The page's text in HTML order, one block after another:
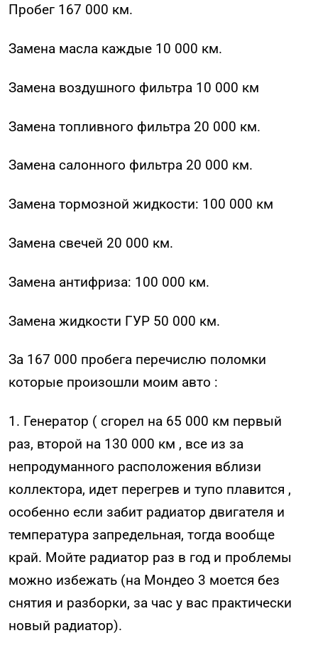
Пробег 167 000 км.
Замена масла каждые 10 000 км.
Замена воздушного фильтра 10 000 км
Замена топливного фильтра 20 000 км.
Замена салонного фильтра 20 000 км.
Замена тормозной жидкости: 100 000 км
Замена свечей 20 000 км.
Замена антифриза: 100 000 км.
Замена жидкости ГУР 50 000 км.
За 167 000 пробега перечислю поломки
которые произошли моим авто :
1. Генератор ( сгорел на 65 000 км первый
раз, второй на 130 000 км , все из за
непродуманного расположения вблизи
коллектора, идет перегрев и тупо плавится ,
особенно если забит радиатор двигателя и
температура запредельная, тогда вообще
край. Мойте радиатор раз в год и проблемы
можно избежать (на Мондео 3 моется без
снятия и разборки, за час у вас практически
новый радиатор).